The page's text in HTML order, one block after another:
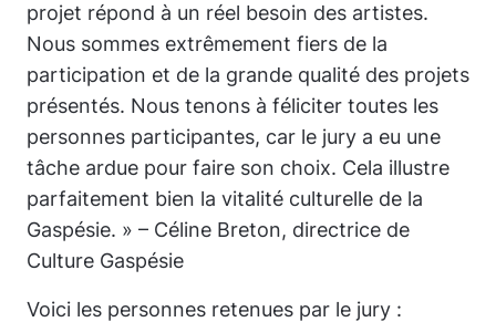
projet répond à un réel besoin des artistes.
Nous sommes extrêmement fiers de la
participation et de la grande qualité des projets
présentés. Nous tenons à féliciter toutes les
personnes participantes, car le jury a eu une
tâche ardue pour faire son choix. Cela illustre
parfaitement bien la vitalité culturelle de la
Gaspésie. » – Céline Breton, directrice de
Culture Gaspésie
Voici les personnes retenues par le jury :